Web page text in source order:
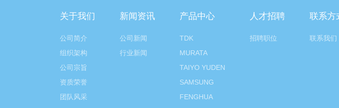
关于我们
公司简介
组织架构
公司宗旨
资质荣誉
团队风采
新闻资讯
公司新闻
行业新闻
产品中心
TDK
MURATA
TAIYO YUDEN
SAMSUNG
FENGHUA
人才招聘
招聘职位
联系方
联系我们